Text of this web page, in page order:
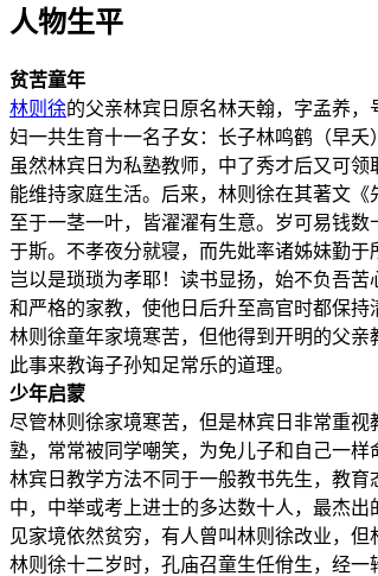
人物生平
贫苦童年
林则徐的父亲林宾日原名林天翰，字孟养，
妇一共生育十一名子女：长子林鸣鹤（早夭
虽然林宾日为私塾教师，中了秀才后又可
能维持家庭生活。后来，林则徐在其著文
至于一茎一叶，皆濯濯有生意。岁可易钱
于斯。不孝夜分就寝，而先妣率诸姊妹勤
岂以是琐琐为孝耶！读书显扬，始不负吾
和严格的家教，使他日后升至高官时都保持
林则徐童年家境寒苦，但他得到开明的父
此事来教诲子孙知足常乐的道理。
少年启蒙
尽管林则徐家境寒苦，但是林宾日非常重
塾，常常被同学嘲笑，为免儿子和自己一样
林宾日教学方法不同于一般教书先生，教
中，中举或考上进士的多达数十人，最杰
见家境依然贫穷，有人曾叫林则徐改业，
林则徐十二岁时，孔庙召童生任佾生，经一